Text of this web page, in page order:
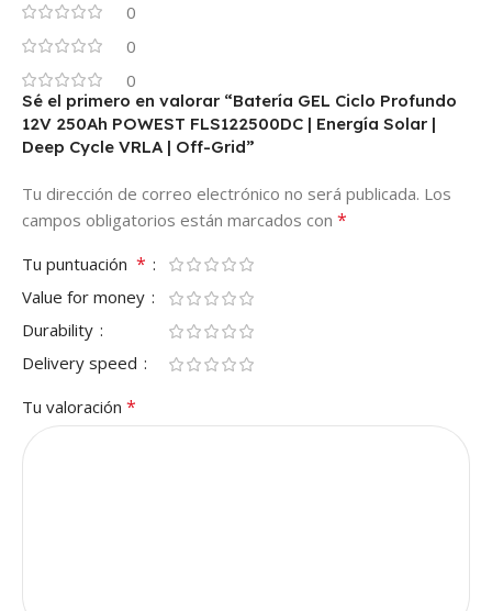
0
0
0
Sé el primero en valorar “Batería GEL Ciclo Profundo
12V 250Ah POWEST FLS122500DC | Energía Solar |
Deep Cycle VRLA | Off-Grid”
Tu dirección de correo electrónico no será publicada. Los
campos obligatorios están marcados con *
Tu puntuación *
Value for money
Durability
Delivery speed
Tu valoración *